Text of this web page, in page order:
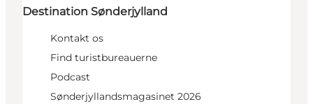
Destination Sønderjylland
Kontakt os
Find turistbureauerne
Podcast
Sønderjyllandsmagasinet 2026